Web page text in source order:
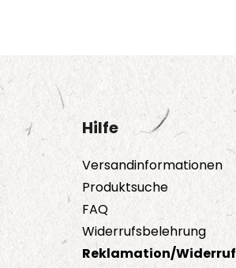
Hilfe
Versandinformationen
Produktsuche
FAQ
Widerrufsbelehrung
Reklamation/Widerruf